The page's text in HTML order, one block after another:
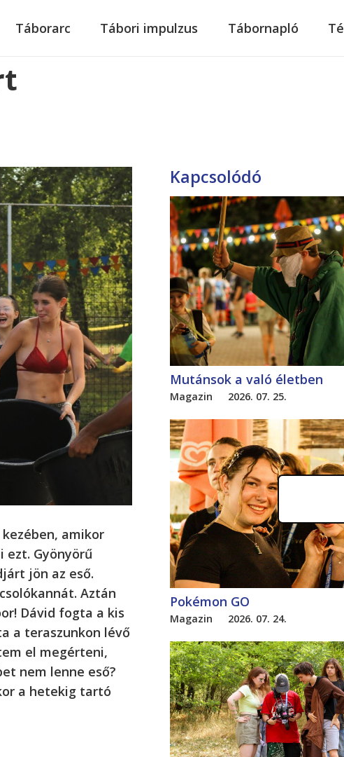
Táborarc Tábori impulzus Tábornapló
amikor
ezt. Gyönyörű
jön az eső.
Aztán
Dávid fogta a kis
a teraszunkon lévő
el megérteni,
nem lenne eső?
a hetekig tartó
Kapcsolódó
Mutánsok a való életben
Magazin 2026. 07. 25.
Pokémon GO
Magazin 2026. 07. 24.